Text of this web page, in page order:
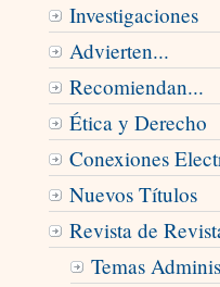
Investigaciones
Advierten...
Recomiendan...
Ética y Derecho
Conexiones
Nuevos Títulos
Revista de
Temas